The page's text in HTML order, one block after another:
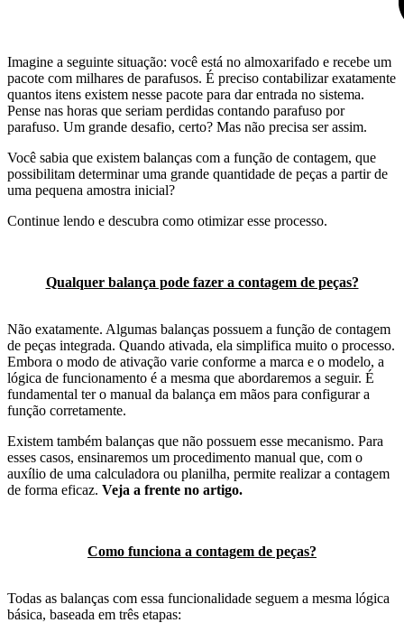
Imagine a seguinte situação: você está no almoxarifado e recebe um
pacote com milhares de parafusos. É preciso contabilizar exatamente
quantos itens existem nesse pacote para dar entrada no sistema.
Pense nas horas que seriam perdidas contando parafuso por
parafuso. Um grande desafio, certo? Mas não precisa ser assim.
Você sabia que existem balanças com a função de contagem, que
possibilitam determinar uma grande quantidade de peças a partir de
uma pequena amostra inicial?
Continue lendo e descubra como otimizar esse processo.
Qualquer balança pode fazer a contagem de peças?
Não exatamente. Algumas balanças possuem a função de contagem
de peças integrada. Quando ativada, ela simplifica muito o processo.
Embora o modo de ativação varie conforme a marca e o modelo, a
lógica de funcionamento é a mesma que abordaremos a seguir. É
fundamental ter o manual da balança em mãos para configurar a
função corretamente.
Existem também balanças que não possuem esse mecanismo. Para
esses casos, ensinaremos um procedimento manual que, com o
auxílio de uma calculadora ou planilha, permite realizar a contagem
de forma eficaz. Veja a frente no artigo.
Como funciona a contagem de peças?
Todas as balanças com essa funcionalidade seguem a mesma lógica
básica, baseada em três etapas: